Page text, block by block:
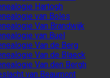
Hartogh
van Boles
Van Brandwijk
van Buel
Van de Berg
Van de Blaeck
Van den Bergh
van Beaumont